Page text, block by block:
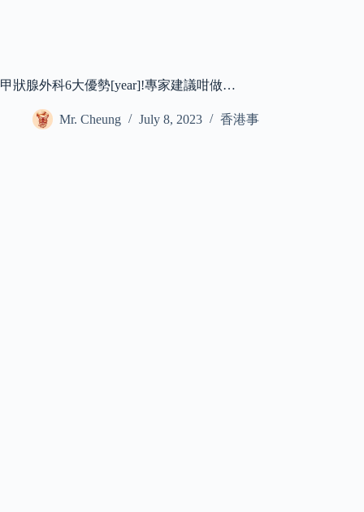
甲狀腺外科6大優勢[year]!專家建議咁做…
Mr. Cheung July 8, 2023 香港事